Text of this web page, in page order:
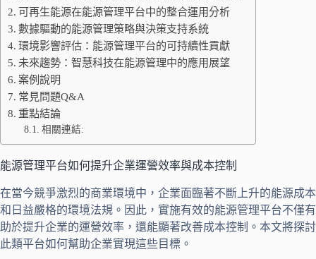
可再生能源在能源管理平台中的整合運用分析
數據驅動的能源管理策略與決策支持系統
環境影響評估：能源管理平台的可持續性貢獻
未來趨勢：智慧科技在能源管理中的應用展望
案例說明
常見問題Q&A
重點結論
相關連結:
能源管理平台如何提升企業運營效率與成本控制
在當今競爭激烈的商業環境中，企業面臨著不斷上升的能源成本
和日益嚴格的環境法規。因此，實施有效的能源管理平台不僅有
助於提升企業的運營效率，還能顯著改善成本控制。本文將探討
此類平台如何幫助企業實現這些目標。